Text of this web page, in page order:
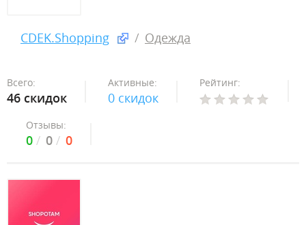
CDEK.Shopping Одежда
Всего:
46 скидок
Активные:
0 скидок
Рейтинг:
Отзывы:
0 0 0